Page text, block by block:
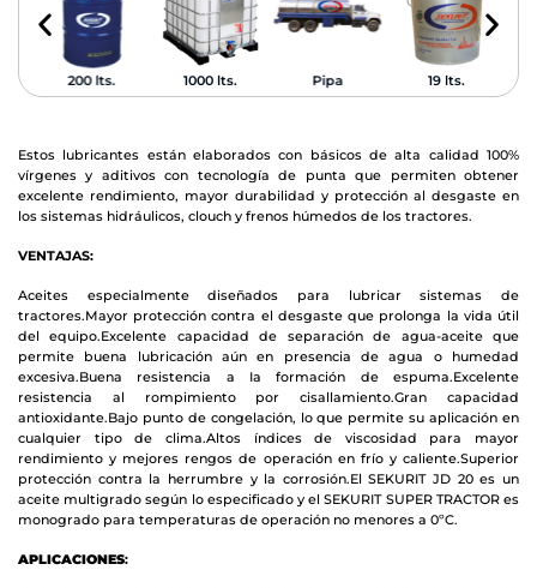
200 lts. 1000 lts. Pipa 19 lts.
Estos lubricantes están elaborados con básicos de alta calidad 100%
vírgenes y aditivos con tecnología de punta que permiten obtener
excelente rendimiento, mayor durabilidad y protección al desgaste en
los sistemas hidráulicos, clouch y frenos húmedos de los tractores.
VENTAJAS:
Aceites especialmente diseñados para lubricar sistemas de
tractores.Mayor protección contra el desgaste que prolonga la vida útil
del equipo.Excelente capacidad de separación de agua-aceite que
permite buena lubricación aún en presencia de agua o humedad
excesiva.Buena resistencia a Ia formación de espuma.Excelente
resistencia al rompimiento por cisallamiento.Gran capacidad
antioxidante.Bajo punto de congelación, lo que permite su aplicación en
cualquier tipo de clima.Altos índices de viscosidad para mayor
rendimiento y mejores rengos de operación en frío y caliente.Superior
protección contra la herrumbre y la corrosión.El SEKURIT JD 20 es un
aceite multigrado según lo especificado y el SEKURIT SUPER TRACTOR es
monogrado para temperaturas de operación no menores a 0ºC.
APLICACIONES: